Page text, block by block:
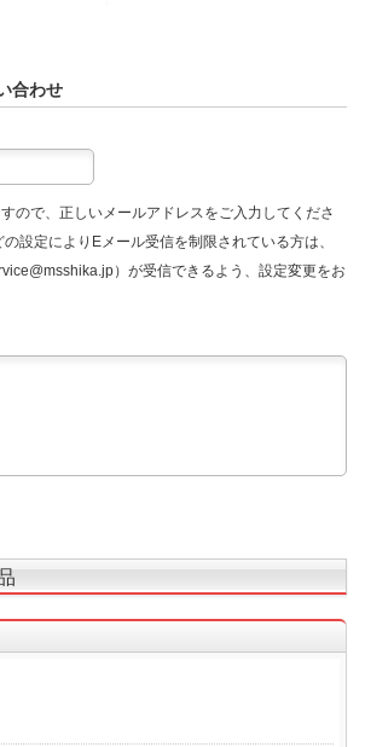
合わせ
ので、正しいメールアドレスをご入力してくださ
設定によりEメール受信を制限されている方は、
）が受信できるよう、設定変更をお